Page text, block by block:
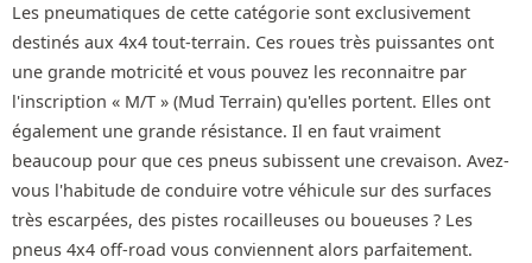
Les pneumatiques de cette catégorie sont exclusivement
destinés aux 4x4 tout-terrain. Ces roues très puissantes ont
une grande motricité et vous pouvez les reconnaitre par
l'inscription « M/T » (Mud Terrain) qu'elles portent. Elles ont
également une grande résistance. Il en faut vraiment
beaucoup pour que ces pneus subissent une crevaison. Avez-
vous l'habitude de conduire votre véhicule sur des surfaces
très escarpées, des pistes rocailleuses ou boueuses ? Les
pneus 4x4 off-road vous conviennent alors parfaitement.